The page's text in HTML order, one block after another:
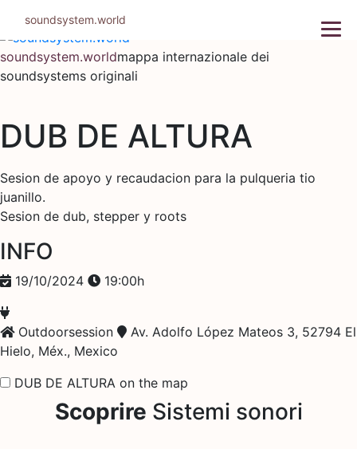
contenuto
soundsystem.worldmappa internazionale dei
soundsystems originali
DUB DE ALTURA
Sesion de apoyo y recaudacion para la pulqueria tio
juanillo.
Sesion de dub, stepper y roots
INFO
19/10/2024 19:00h
Outdoorsession
Av. Adolfo López Mateos 3, 52794 El
Hielo, Méx., Mexico
DUB DE ALTURA on the map
Scoprire Sistemi sonori
soundsystem.world